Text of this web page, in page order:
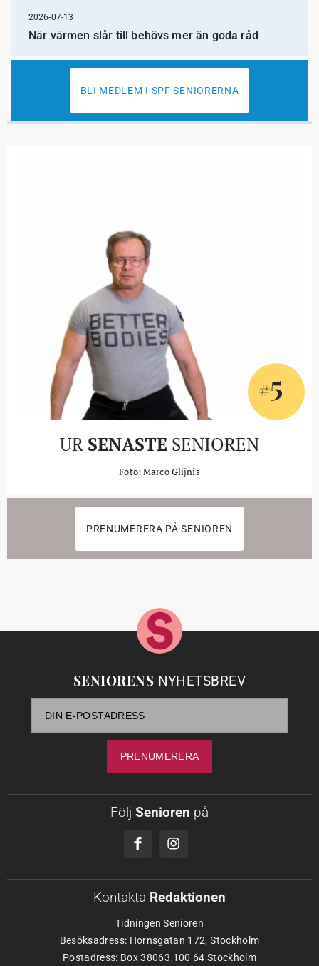
2026-07-13
När värmen slår till behövs mer än goda råd
BLI MEDLEM I SPF SENIORERNA
#5
UR SENASTE SENIOREN
Foto: Marco Glijnis
PRENUMERERA PÅ SENIOREN
SENIORENS NYHETSBREV
Följ Senioren på
Kontakta Redaktionen
Tidningen Senioren
Besöksadress: Hornsgatan 172, Stockholm
Postadress: Box 38063 100 64 Stockholm